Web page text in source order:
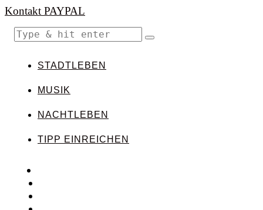
Kontakt PAYPAL
STADTLEBEN
MUSIK
NACHTLEBEN
TIPP EINREICHEN